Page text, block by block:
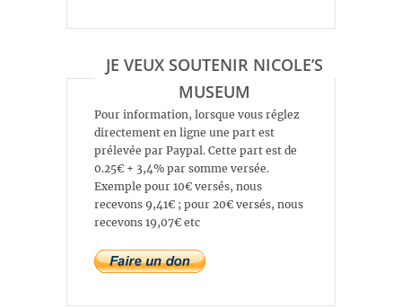
JE VEUX SOUTENIR NICOLE’S
MUSEUM
Pour information, lorsque vous réglez
directement en ligne une part est
prélevée par Paypal. Cette part est de
0.25€ + 3,4% par somme versée.
Exemple pour 10€ versés, nous
recevons 9,41€ ; pour 20€ versés, nous
recevons 19,07€ etc